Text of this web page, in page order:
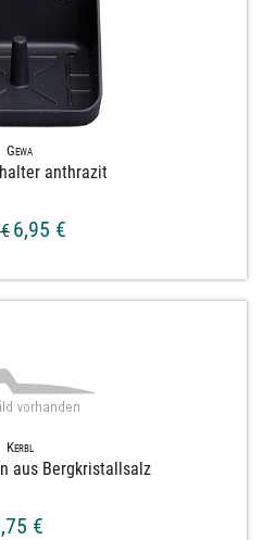
Gewa
anthrazit
6,95 €
Kerbl
aus Bergkristallsalz
€